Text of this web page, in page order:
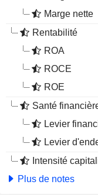
Marge nette
Rentabilité
ROA
ROCE
ROE
Santé
Levier
Levier
Intensité
Plus de notes